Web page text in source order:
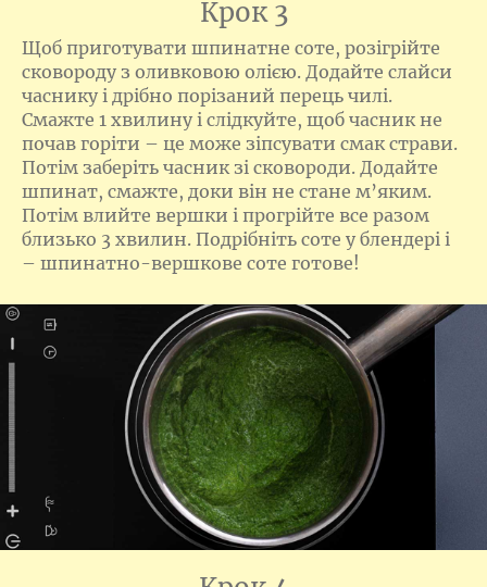
Крок 3
Щоб приготувати шпинатне соте, розігрійте
сковороду з оливковою олією. Додайте слайси
часнику і дрібно порізаний перець чилі.
Смажте 1 хвилину і слідкуйте, щоб часник не
почав горіти – це може зіпсувати смак страви.
Потім заберіть часник зі сковороди. Додайте
шпинат, смажте, доки він не стане м’яким.
Потім влийте вершки і прогрійте все разом
близько 3 хвилин. Подрібніть соте у блендері і
– шпинатно-вершкове соте готове!